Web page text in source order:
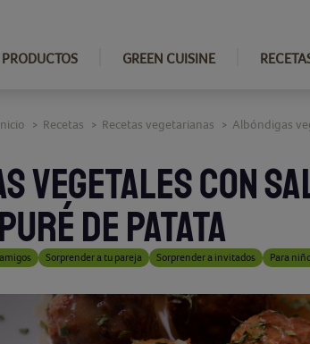
PRODUCTOS GREEN CUISINE
VEGETALES CON
DE PATATA
Sorprender a tu pareja Sorprender a invitados Para
> Recetas > Recetas vegetarianas > Albóndigas